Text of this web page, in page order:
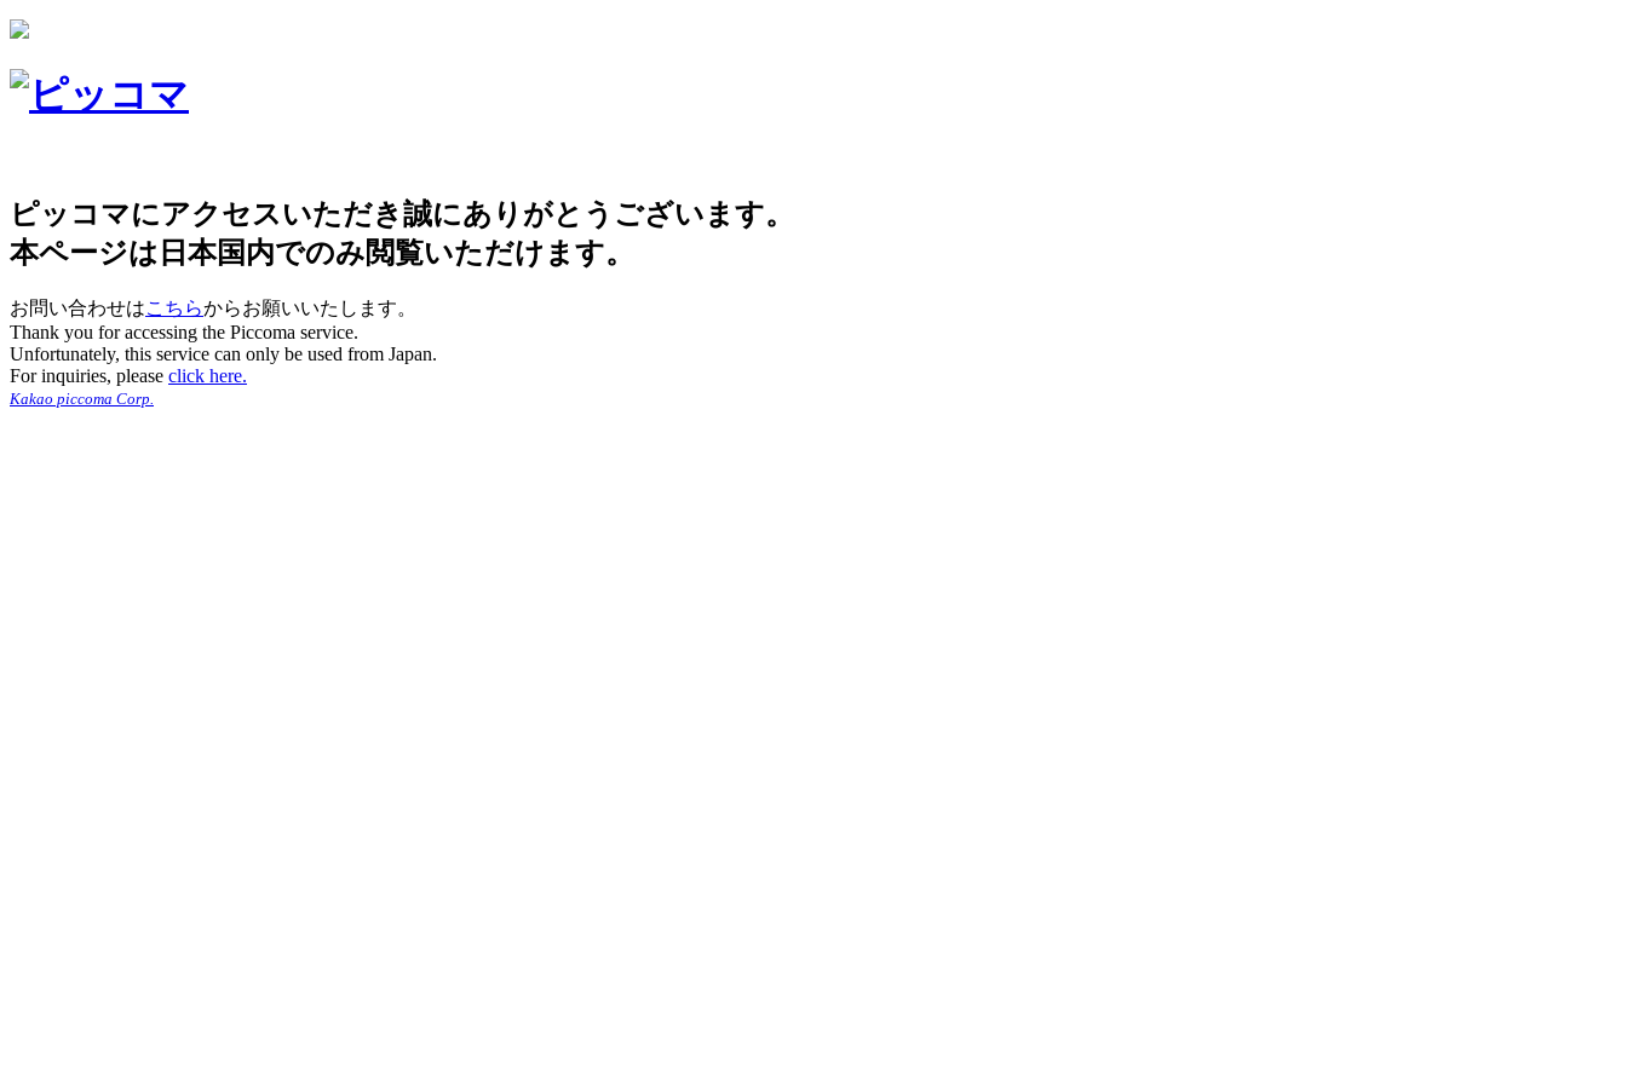
ピッコマにアクセスいただき誠にありがとうございます。
本ページは日本国内でのみ閲覧いただけます。
お問い合わせはこちらからお願いいたします。
Thank you for accessing the Piccoma service.
Unfortunately, this service can only be used from Japan.
For inquiries, please click here.
Kakao piccoma Corp.